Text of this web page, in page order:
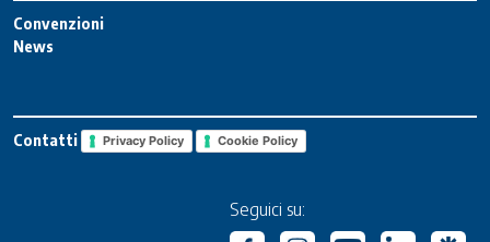
Convenzioni
News
Contatti Privacy Policy Cookie Policy
Seguici su: